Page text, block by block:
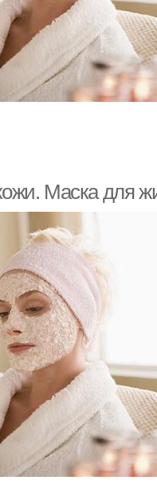
Маска для